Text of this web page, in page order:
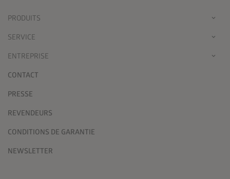
PRODUITS
SERVICE
ENTREPRISE
CONTACT
PRESSE
REVENDEURS
CONDITIONS DE GARANTIE
NEWSLETTER